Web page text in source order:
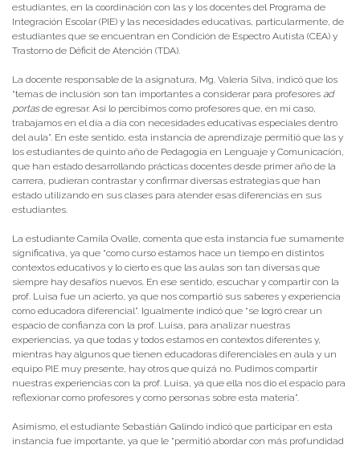
estudiantes, en la coordinación con las y los docentes del Programa de
Integración Escolar (PIE) y las necesidades educativas, particularmente, de
estudiantes que se encuentran en Condición de Espectro Autista (CEA) y
Trastorno de Déficit de Atención (TDA).
La docente responsable de la asignatura, Mg. Valeria Silva, indicó que los
“temas de inclusión son tan importantes a considerar para profesores ad
portasde egresar. Así lo percibimos como profesores que, en mi caso,
trabajamos en el día a día con necesidades educativas especiales dentro
del aula”. En este sentido, esta instancia de aprendizaje permitió que las y
los estudiantes de quinto año de Pedagogía en Lenguaje y Comunicación,
que han estado desarrollando prácticas docentes desde primer año de la
carrera, pudieran contrastar y confirmar diversas estrategias que han
estado utilizando en sus clases para atender esas diferencias en sus
estudiantes.
La estudiante Camila Ovalle, comenta que esta instancia fue sumamente
significativa, ya que “como curso estamos hace un tiempo en distintos
contextos educativos y lo cierto es que las aulas son tan diversas que
siempre hay desafíos nuevos. En ese sentido, escuchar y compartir con la
prof. Luisa fue un acierto, ya que nos compartió sus saberes y experiencia
como educadora diferencial”. Igualmente indicó que “se logró crear un
espacio de confianza con la prof. Luisa, para analizar nuestras
experiencias, ya que todas y todos estamos en contextos diferentes y,
mientras hay algunos que tienen educadoras diferenciales en aula y un
equipo PIE muy presente, hay otros que quizá no. Pudimos compartir
nuestras experiencias con la prof. Luisa, ya que ella nos dio el espacio para
reflexionar como profesores y como personas sobre esta materia”.
Asimismo, el estudiante Sebastián Galindo indicó que participar en esta
instancia fue importante, ya que le “permitió abordar con más profundidad